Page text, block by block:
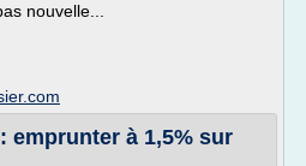
nouvelle...
emprunter à 1,5% sur